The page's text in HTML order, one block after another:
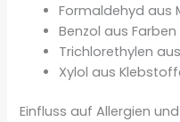
Formaldehyd aus
Benzol aus
Trichlorethylen
Xylol aus
Einfluss auf Allergien